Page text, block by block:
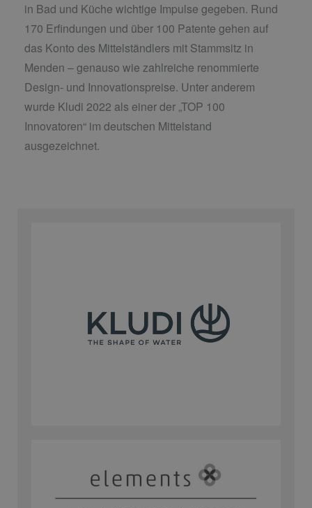
in Bad und Küche wichtige Impulse gegeben. Rund
170 Erfindungen und über 100 Patente gehen auf
das Konto des Mittelständlers mit Stammsitz in
Menden – genauso wie zahlreiche renommierte
Design- und Innovationspreise. Unter anderem
wurde Kludi 2022 als einer der „TOP 100
Innovatoren“ im deutschen Mittelstand
ausgezeichnet.